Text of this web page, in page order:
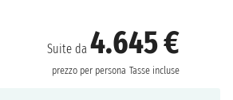
Suite da4.645 €
prezzo per persona Tasse incluse